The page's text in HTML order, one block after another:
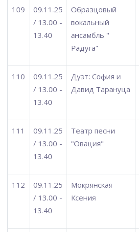
109
09.11.25
/ 13.00 -
13.40
Образцовый
вокальный
ансамбль "
Радуга"
110
09.11.25
/ 13.00 -
13.40
Дуэт: София и
Давид Тарануца
111
09.11.25
/ 13.00 -
13.40
Театр песни
"Овация"
112
09.11.25
/ 13.00 -
13.40
Мокрянская
Ксения